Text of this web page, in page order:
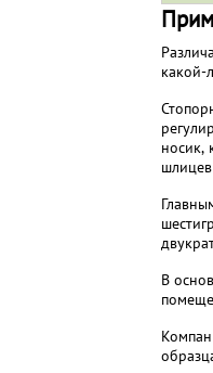
какой-
носик,
В